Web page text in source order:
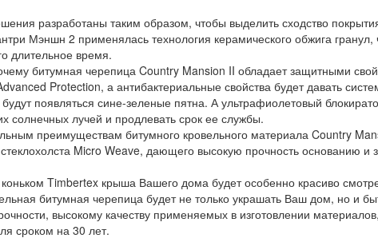
разработаны таким образом, чтобы выделить сходство
Мэншн 2 применялась технология керамического обжига гранул,
длительное время.
битумная черепица Country Mansion II обладает защитными
Protection, а антибактериальные свойства будет давать
появляться сине-зеленые пятна. А ультрафиолетовый
солнечных лучей и продлевать срок ее службы.
преимуществам битумного кровельного материала Country
стеклохолста Micro Weave, дающего высокую прочность основанию
Timbertex крыша Вашего дома будет особенно красиво
битумная черепица будет не только украшать Ваш дом, но и
высокому качеству применяемых в изготовлении
сроком на 30 лет.